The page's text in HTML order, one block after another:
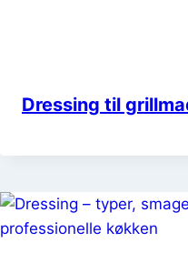
Dressing til